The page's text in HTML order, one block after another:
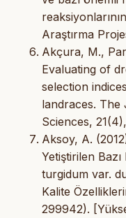
Araştırma
Akçura, M.,
Evaluating of
selection
landraces.
Sciences,
Aksoy, A.
Yetiştirilen
turgidum var.
Kalite
299942).